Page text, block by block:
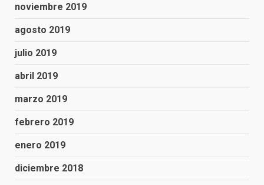
noviembre 2019
agosto 2019
julio 2019
abril 2019
marzo 2019
febrero 2019
enero 2019
diciembre 2018